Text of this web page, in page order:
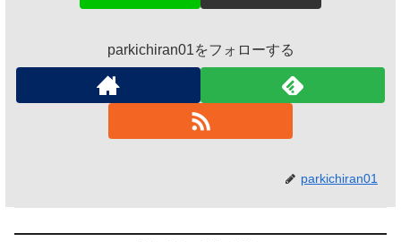
parkichiran01をフォローする
parkichiran01